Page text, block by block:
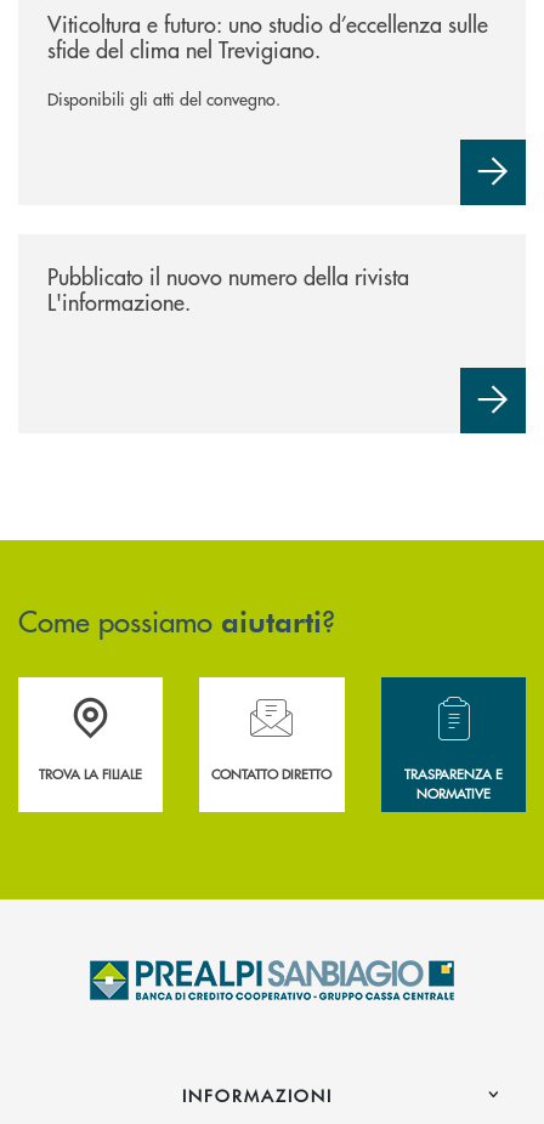
Viticoltura e futuro: uno studio d’eccellenza sulle
sfide del clima nel Trevigiano.
Disponibili gli atti del convegno.
Pubblicato il nuovo numero della rivista
L'informazione.
Come possiamo aiutarti?
Accedi all' elenco completo delle filiali .
TROVA LA FILIALE
Hai bisogno di assistenza immediata?
CONTATTO DIRETTO
Hai bisogno di
TRASPARENZA E
NORMATIVE
INFORMAZIONI